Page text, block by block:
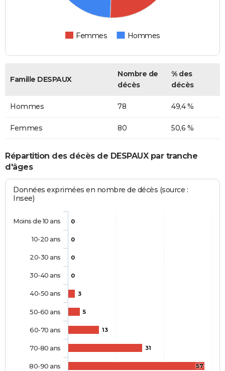
Femmes Hommes
Famille DESPAUX
Nombre de
décès
% des
décès
Hommes 78 49,4 %
Femmes 80 50,6 %
Répartition des décès de DESPAUX par tranche
d'âges
Données exprimées en nombre de décès (source :
Insee)
0
0
0
0
3
5
13
31
57
Moins de 10 ans
10-20 ans
20-30 ans
30-40 ans
40-50 ans
50-60 ans
60-70 ans
70-80 ans
80-90 ans